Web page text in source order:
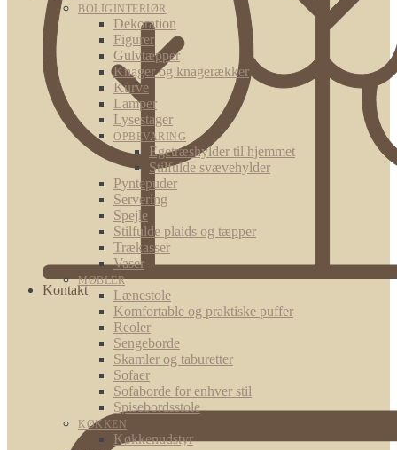
Kontakt
BOLIGINTERIØR
Dekoration
Figurer
Gulvtæpper
Knager og knagerækker
Kurve
Lamper
Lysestager
OPBEVARING
Egetræshylder til hjemmet
Stilfulde svævehylder
Pyntepuder
Servering
Spejle
Stilfulde plaids og tæpper
Trækasser
Vaser
MØBLER
Lænestole
Komfortable og praktiske puffer
Reoler
Sengeborde
Skamler og taburetter
Sofaer
Sofaborde for enhver stil
Spisebordsstole
KØKKEN
Køkkenudstyr